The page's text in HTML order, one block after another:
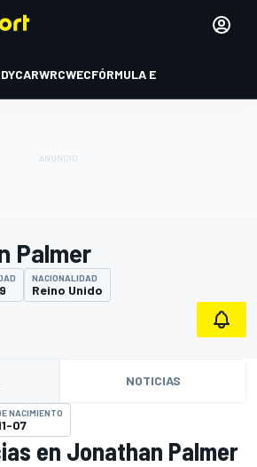
WRCWECFÓRMULA E
Palmer
NACIONALIDAD
Reino Unido
NOTICIAS
NACIMIENTO
07
en Jonathan Palmer